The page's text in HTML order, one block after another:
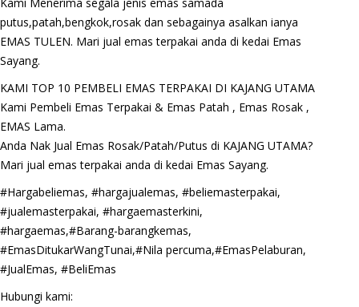
putus,patah,bengkok,rosak dan sebagainya asalkan ianya
EMAS TULEN. Mari jual emas terpakai anda di kedai Emas
Sayang.
KAMI TOP 10 PEMBELI EMAS TERPAKAI DI KAJANG UTAMA
Kami Pembeli Emas Terpakai & Emas Patah , Emas Rosak ,
EMAS Lama.
Anda Nak Jual Emas Rosak/Patah/Putus di KAJANG UTAMA?
Mari jual emas terpakai anda di kedai Emas Sayang.
#Hargabeliemas, #hargajualemas, #beliemasterpakai,
#jualemasterpakai, #hargaemasterkini,
#hargaemas,#Barang-barangkemas,
#EmasDitukarWangTunai,#Nila percuma,#EmasPelaburan,
#JualEmas, #BeliEmas
Hubungi kami: